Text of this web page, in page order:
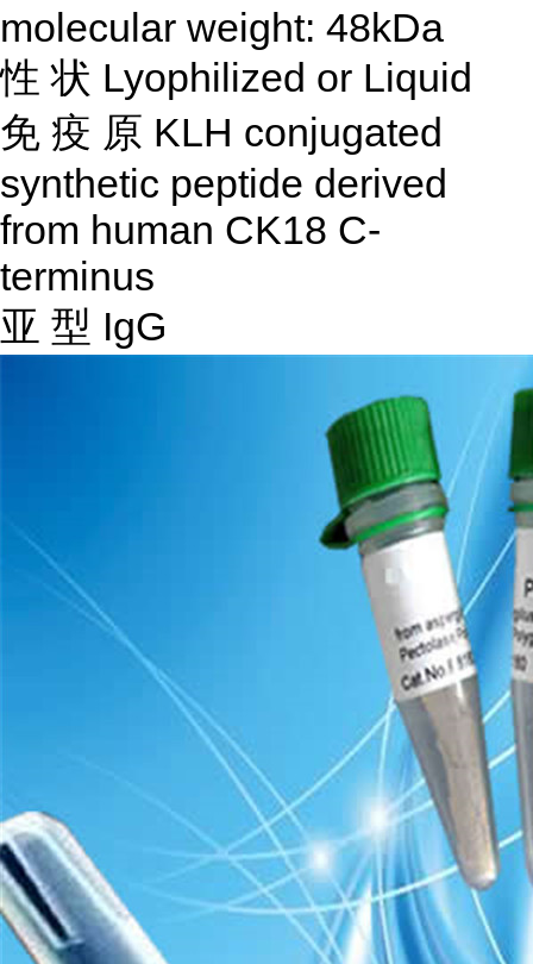
molecular weight: 48kDa
性 状 Lyophilized or Liquid
免 疫 原 KLH conjugated
synthetic peptide derived
from human CK18 C-
terminus
亚 型 IgG